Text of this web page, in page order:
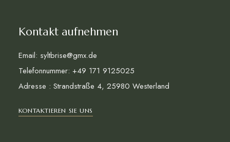
Kontakt aufnehmen
Email: syltbrise@gmx.de
Telefonnummer: +49 171 9125025
Adresse : Strandstraße 4, 25980 Westerland
KONTAKTIEREN SIE UNS